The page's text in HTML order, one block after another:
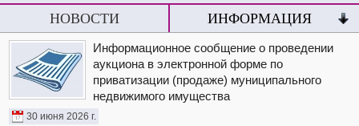
НОВОСТИ ИНФОРМАЦИЯ
Информационное сообщение о проведении
аукциона в электронной форме по
приватизации (продаже) муниципального
недвижимого имущества
30 июня 2026 г.